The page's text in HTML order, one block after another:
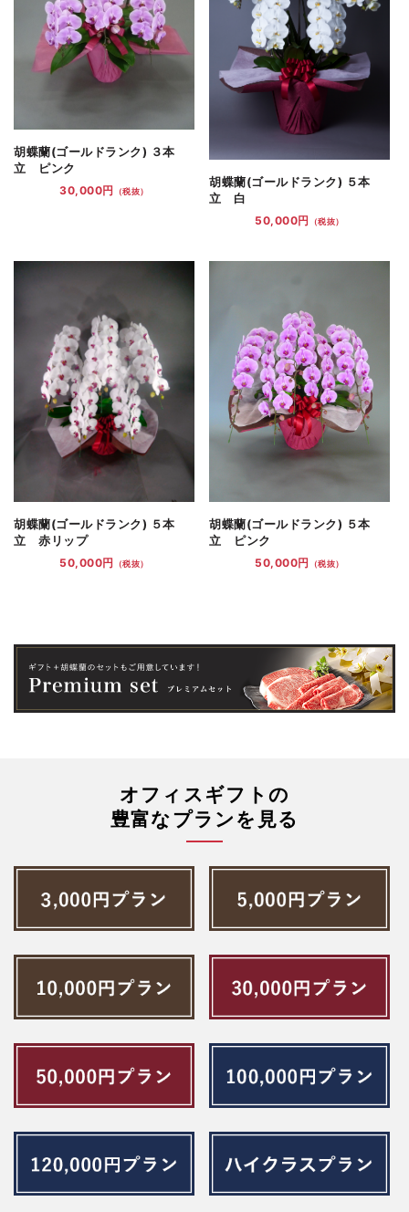
胡蝶蘭(ゴールドランク) ３本
立 ピンク
30,000円 （税抜）
胡蝶蘭(ゴールドランク) ５本
立 白
50,000円 （税抜）
胡蝶蘭(ゴールドランク) ５本
立 赤リップ
50,000円 （税抜）
胡蝶蘭(ゴールドランク) ５本
立 ピンク
50,000円 （税抜）
オフィスギフトの
豊富なプランを見る